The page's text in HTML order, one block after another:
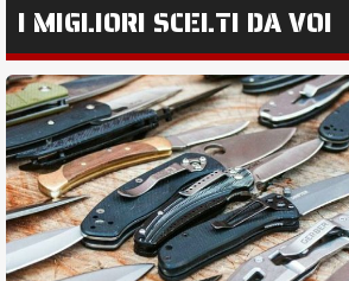
I MIGLIORI SCELTI DA VOI